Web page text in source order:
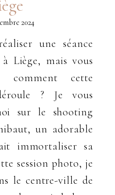
2024
une séance
Liège, mais vous
comment cette
? Je vous
sur le shooting
un adorable
immortaliser sa
session photo, je
le centre-ville de